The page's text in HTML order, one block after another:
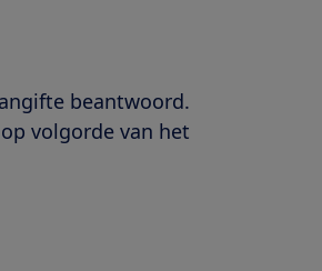
beantwoord.
volgorde van het